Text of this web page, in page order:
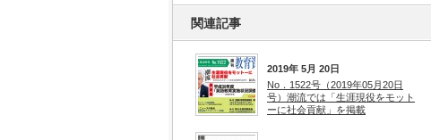
関連記事
2019年 5月 20日
No．1522号（2019年05月20日
号）潮流では「生涯現役をモット
ーに社会貢献」を掲載